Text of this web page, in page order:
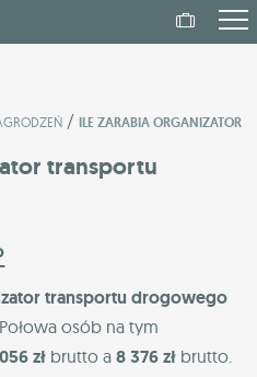
/ ILE ZARABIA ORGANIZATOR
transportu
transportu drogowego
osób na tym
zł brutto a 8 376 zł brutto.